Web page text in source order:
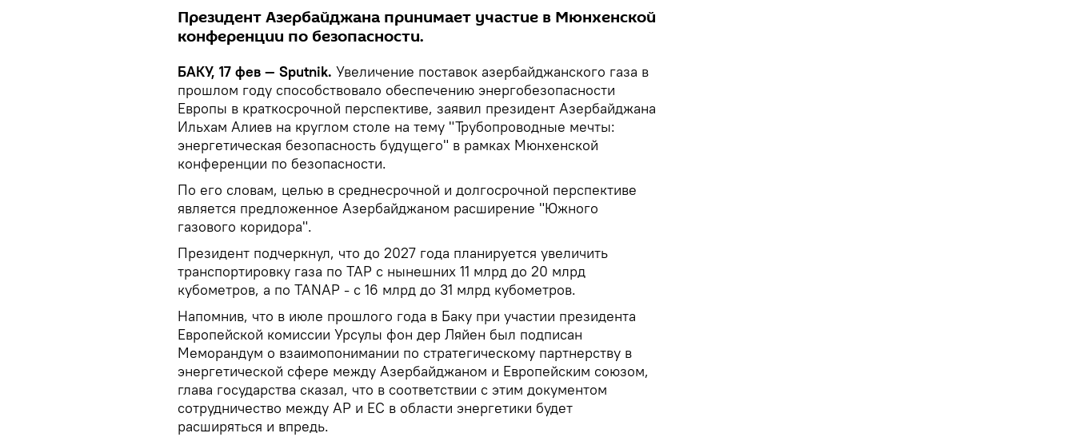
Президент Азербайджана принимает участие в Мюнхенской
конференции по безопасности.
БАКУ, 17 фев — Sputnik. Увеличение поставок азербайджанского газа в
прошлом году способствовало обеспечению энергобезопасности
Европы в краткосрочной перспективе, заявил президент Азербайджана
Ильхам Алиев на круглом столе на тему "Трубопроводные мечты:
энергетическая безопасность будущего" в рамках Мюнхенской
конференции по безопасности.
По его словам, целью в среднесрочной и долгосрочной перспективе
является предложенное Азербайджаном расширение "Южного
газового коридора".
Президент подчеркнул, что до 2027 года планируется увеличить
транспортировку газа по ТАР с нынешних 11 млрд до 20 млрд
кубометров, а по TANAP - с 16 млрд до 31 млрд кубометров.
Напомнив, что в июле прошлого года в Баку при участии президента
Европейской комиссии Урсулы фон дер Ляйен был подписан
Меморандум о взаимопонимании по стратегическому партнерству в
энергетической сфере между Азербайджаном и Европейским союзом,
глава государства сказал, что в соответствии с этим документом
сотрудничество между АР и ЕС в области энергетики будет
расширяться и впредь.